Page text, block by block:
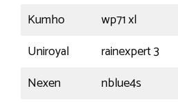
Kumho
wp71 xl
Uniroyal
rainexpert 3
Nexen
nblue4s